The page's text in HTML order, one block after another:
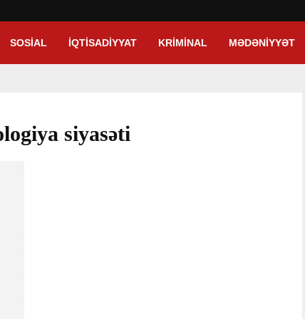
SOSIAL İQTISADIYYAT KRIMINAL MƏDƏNIYYƏT
siyasəti